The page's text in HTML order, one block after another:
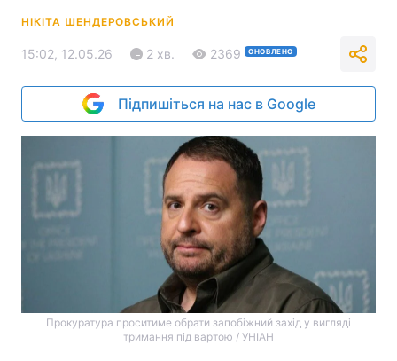
НІКІТА ШЕНДЕРОВСЬКИЙ
15:02, 12.05.26 2 хв. 2369 ОНОВЛЕНО
Підпишіться на нас в Google
Прокуратура проситиме обрати запобіжний захід у вигляді
тримання під вартою / УНІАН